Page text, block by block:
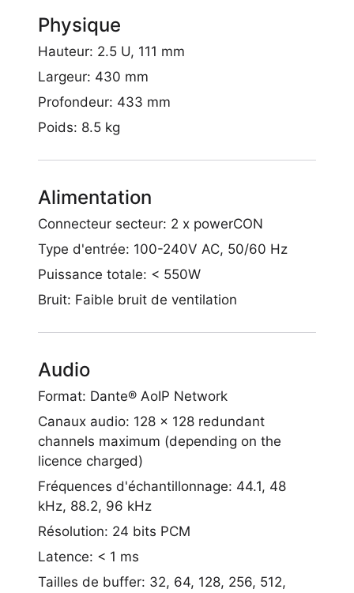
Physique
Hauteur: 2.5 U, 111 mm
Largeur: 430 mm
Profondeur: 433 mm
Poids: 8.5 kg
Alimentation
Connecteur secteur: 2 x powerCON
Type d'entrée: 100-240V AC, 50/60 Hz
Puissance totale: < 550W
Bruit: Faible bruit de ventilation
Audio
Format: Dante® AoIP Network
Canaux audio: 128 x 128 redundant
channels maximum (depending on the
licence charged)
Fréquences d'échantillonnage: 44.1, 48
kHz, 88.2, 96 kHz
Résolution: 24 bits PCM
Latence: < 1 ms
Tailles de buffer: 32, 64, 128, 256, 512,